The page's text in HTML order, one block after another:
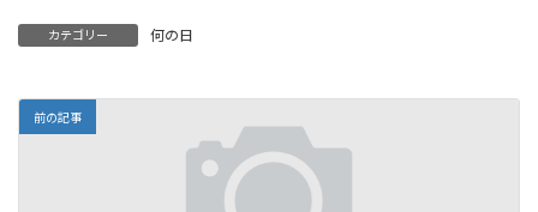
カテゴリー 何の日
前の記事